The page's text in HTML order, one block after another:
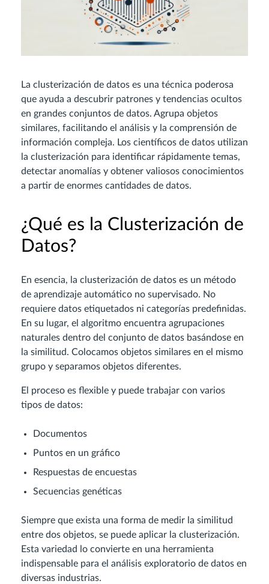
La clusterización de datos es una técnica poderosa
que ayuda a descubrir patrones y tendencias ocultos
en grandes conjuntos de datos. Agrupa objetos
similares, facilitando el análisis y la comprensión de
información compleja. Los científicos de datos utilizan
la clusterización para identificar rápidamente temas,
detectar anomalías y obtener valiosos conocimientos
a partir de enormes cantidades de datos.
¿Qué es la Clusterización de
Datos?
En esencia, la clusterización de datos es un método
de aprendizaje automático no supervisado. No
requiere datos etiquetados ni categorías predefinidas.
En su lugar, el algoritmo encuentra agrupaciones
naturales dentro del conjunto de datos basándose en
la similitud. Colocamos objetos similares en el mismo
grupo y separamos objetos diferentes.
El proceso es flexible y puede trabajar con varios
tipos de datos:
Documentos
Puntos en un gráfico
Respuestas de encuestas
Secuencias genéticas
Siempre que exista una forma de medir la similitud
entre dos objetos, se puede aplicar la clusterización.
Esta variedad lo convierte en una herramienta
indispensable para el análisis exploratorio de datos en
diversas industrias.